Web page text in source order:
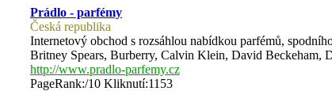
Prádlo - parfémy
Česká republika
Internetový obchod s rozsáhlou nabídkou parfémů,
Britney Spears, Burberry, Calvin Klein, David Beckeham,
http://www.pradlo-parfemy.cz
PageRank:/10 Kliknutí:1153